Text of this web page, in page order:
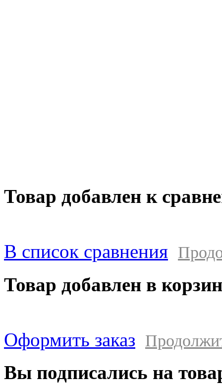
Товар добавлен к
В список сравнения
Товар добавлен в
Оформить заказ
Вы подписались на